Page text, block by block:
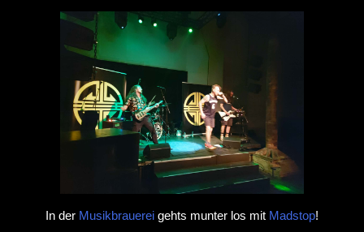
In der Musikbrauerei gehts munter los mit Madstop!